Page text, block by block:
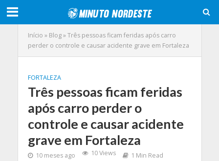
Início » Blog»Três pessoas ficam feridas após carro
perder o controle e causar acidente grave em Fortaleza
FORTALEZA
Três pessoas ficam feridas
após carro perder o
controle e causar acidente
grave em Fortaleza
10 meses ago 10 Views 1 Min Read